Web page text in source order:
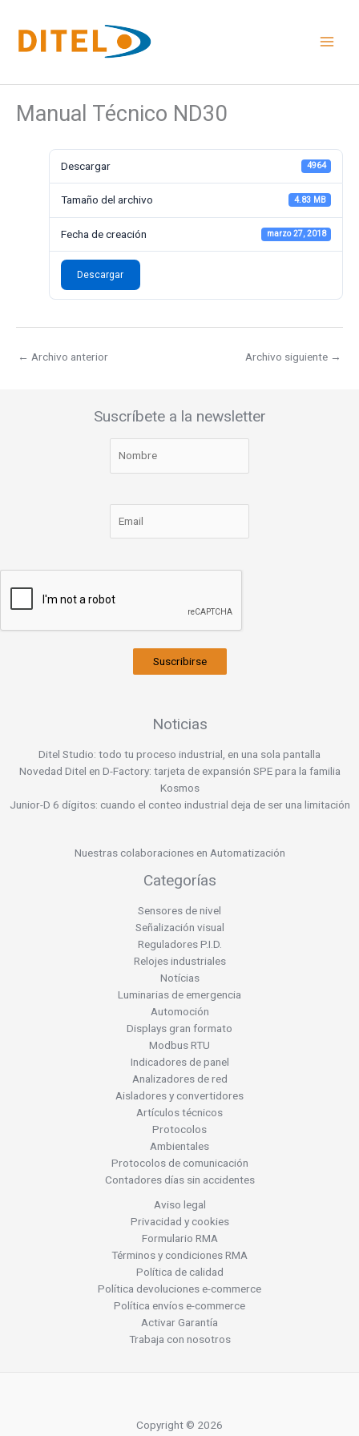
contenido
Manual Técnico ND30
Descargar 4964
Tamaño del archivo 4.83 MB
Fecha de creación marzo 27, 2018
Descargar
← Archivo anterior Archivo siguiente →
Suscríbete a la newsletter
Suscribirse
Noticias
Ditel Studio: todo tu proceso industrial, en una sola pantalla
Novedad Ditel en D-Factory: tarjeta de expansión SPE para la familia
Kosmos
Junior-D 6 dígitos: cuando el conteo industrial deja de ser una limitación
Nuestras colaboraciones en Automatización
Categorías
Sensores de nivel
Señalización visual
Reguladores P.I.D.
Relojes industriales
Notícias
Luminarias de emergencia
Automoción
Displays gran formato
Modbus RTU
Indicadores de panel
Analizadores de red
Aisladores y convertidores
Artículos técnicos
Protocolos
Ambientales
Protocolos de comunicación
Contadores días sin accidentes
Aviso legal
Privacidad y cookies
Formulario RMA
Términos y condiciones RMA
Política de calidad
Política devoluciones e-commerce
Política envíos e-commerce
Activar Garantía
Trabaja con nosotros
Copyright © 2026